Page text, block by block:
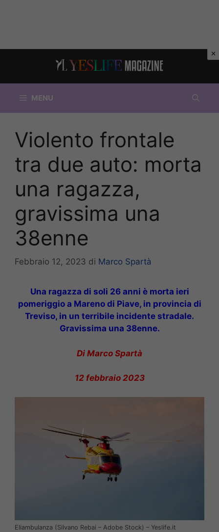
MENU
Violento frontale
tra due auto: morta
una ragazza,
gravissima una
38enne
Febbraio 12, 2023 di Marco Spartà
Una ragazza di soli 26 anni è morta ieri
pomeriggio a Mareno di Piave, in provincia di
Treviso, in un terribile incidente stradale.
Gravissima una 38enne.
Di Marco Spartà
12 febbraio 2023
Eliambulanza (Silvano Rebai – Adobe Stock) – Yeslife.it